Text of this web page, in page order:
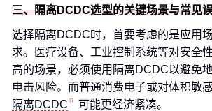
三、隔离DCDC选型的关键场景与常见
选择隔离DCDC时，首要考虑的是应用
求。医疗设备、工业控制系统等对安全
高的场景，必须使用隔离DCDC以避免
电击风险。而普通消费电子或对体积敏
隔离DCDC
可能更经济紧凑。